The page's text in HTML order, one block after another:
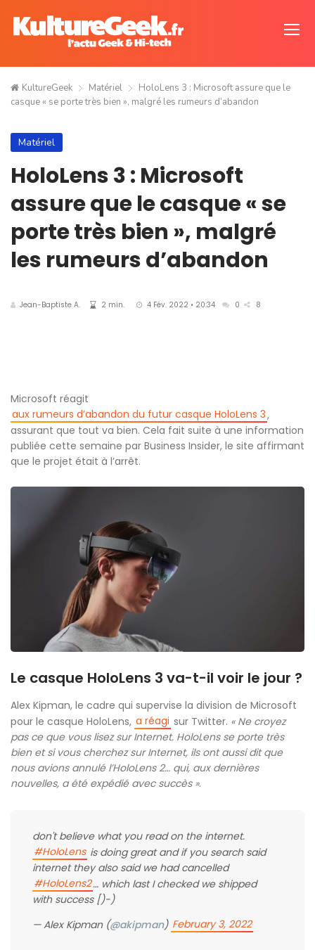
KultureGeek Matériel
HoloLens 3 : Microsoft assure que le
casque « se porte très bien », malgré les rumeurs d’abandon
Matériel
HoloLens 3 : Microsoft
assure que le casque « se
porte très bien », malgré
les rumeurs d’abandon
Jean-Baptiste A. 2 min. 4 Fév. 2022 • 20:34 0 8
Microsoft réagit
aux rumeurs d’abandon du futur casque HoloLens 3,
assurant que tout va bien. Cela fait suite à une information
publiée cette semaine par Business Insider, le site affirmant
que le projet était à l’arrêt.
Le casque HoloLens 3 va-t-il voir le jour ?
Alex Kipman, le cadre qui supervise la division de Microsoft
pour le casque HoloLens, a réagi sur Twitter. « Ne croyez
pas ce que vous lisez sur Internet. HoloLens se porte très
bien et si vous cherchez sur Internet, ils ont aussi dit que
nous avions annulé l’HoloLens 2… qui, aux dernières
nouvelles, a été expédié avec succès ».
don't believe what you read on the internet.
#HoloLens is doing great and if you search said
internet they also said we had cancelled
#HoloLens2… which last I checked we shipped
with success [)-)
— Alex Kipman (@akipman) February 3, 2022